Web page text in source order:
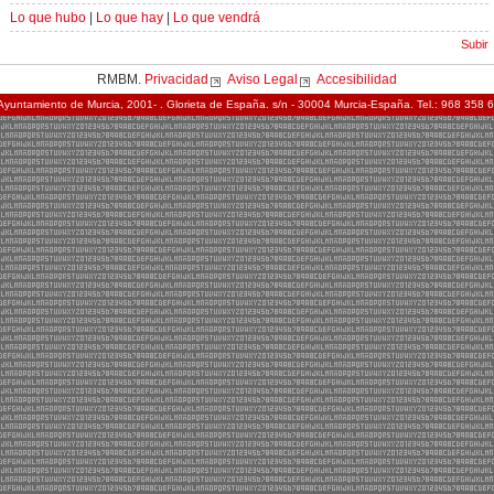
Lo que hubo Lo que hay Lo que vendrá
Subir
RMBM. Privacidad Aviso Legal Accesibilidad
de Murcia, 2001- . Glorieta de España. s/n - 30004 Murcia-España. Tel.: 968 358